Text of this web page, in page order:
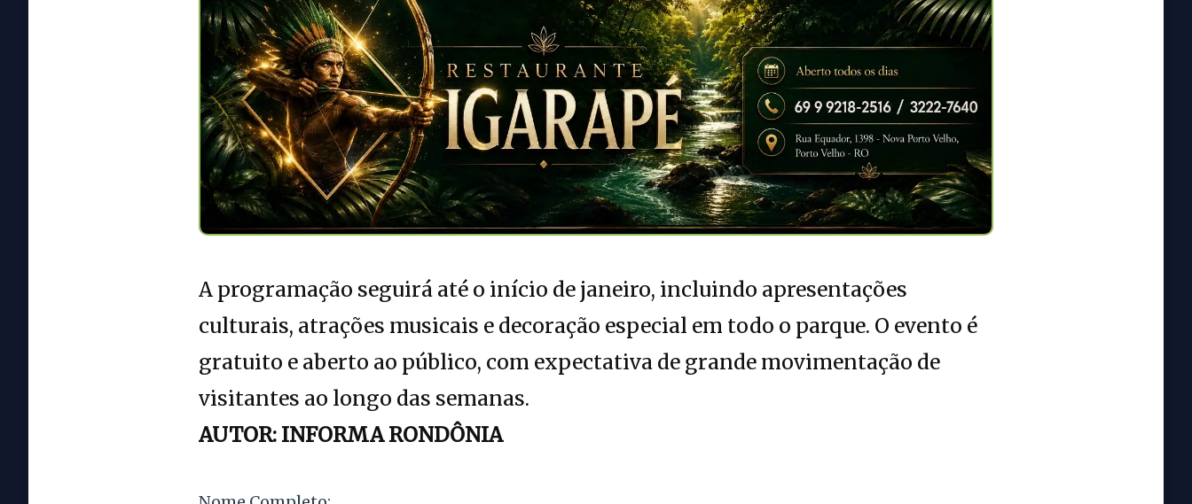
A programação seguirá até o início de janeiro, incluindo apresentações
culturais, atrações musicais e decoração especial em todo o parque. O evento é
gratuito e aberto ao público, com expectativa de grande movimentação de
visitantes ao longo das semanas.
AUTOR: INFORMA RONDÔNIA